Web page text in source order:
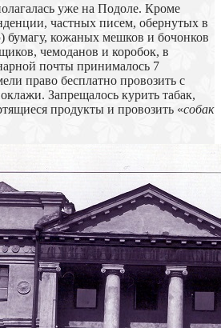
уже на Подоле. Кроме
частных писем, обернутых в
бумагу, кожаных мешков и бочонков
чемоданов и коробок, в
почты принималось 7
право бесплатно провозить с
Запрещалось курить табак,
продукты и провозить «собак